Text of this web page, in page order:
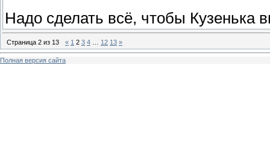
Надо сделать всё, чтобы Кузенька
Страница 2 из 13 « 1 2 3 4 12 13 »
Полная версия сайта